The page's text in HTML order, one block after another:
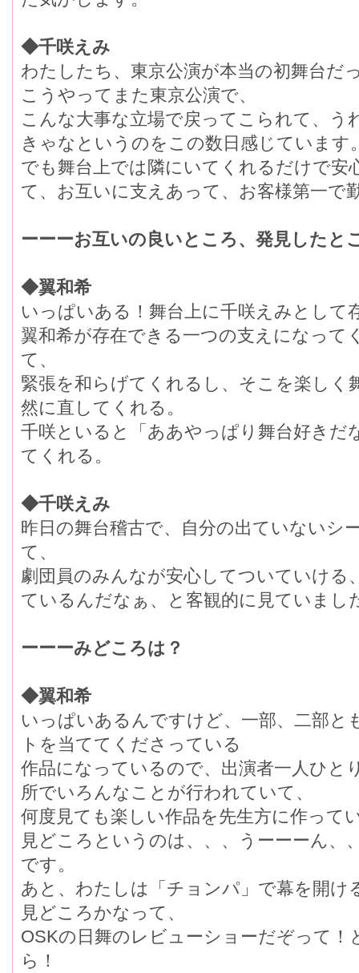
◆千咲えみ
わたしたち、東京公演が本当の初舞台だ
こうやってまた東京公演で、
こんな大事な立場で戻ってこられて、う
きゃなというのをこの数日感じています
でも舞台上では隣にいてくれるだけで安
て、お互いに支えあって、お客様第一で
ーーーお互いの良いところ、発見したと
◆翼和希
いっぱいある！舞台上に千咲えみとして
翼和希が存在できる一つの支えになって
て、
緊張を和らげてくれるし、そこを楽しく
然に直してくれる。
千咲といると「ああやっぱり舞台好きだ
てくれる。
◆千咲えみ
昨日の舞台稽古で、自分の出ていないシ
て、
劇団員のみんなが安心してついていける
ているんだなぁ、と客観的に見ていまし
ーーーみどころは？
◆翼和希
いっぱいあるんですけど、一部、二部と
トを当ててくださっている
作品になっているので、出演者一人ひと
所でいろんなことが行われていて、
何度見ても楽しい作品を先生方に作って
見どころというのは、、、うーーーん、
です。
あと、わたしは「チョンパ」で幕を開け
見どころかなって、
OSKの日舞のレビューショーだぞって
ら！